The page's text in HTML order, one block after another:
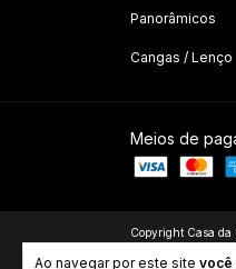
Ao navegar por este site você
Panorâmicos
Cangas / Lenço
Meios de
Copyright Casa